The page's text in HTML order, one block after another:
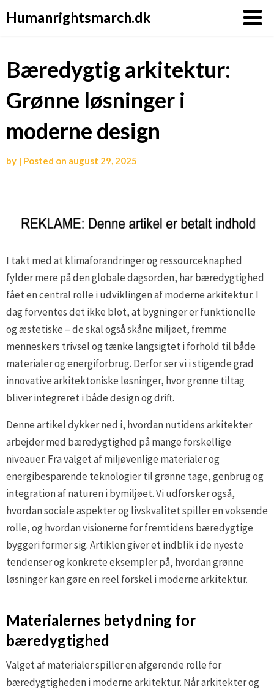
Humanrightsmarch.dk
Bæredygtig arkitektur:
Grønne løsninger i
moderne design
by | Posted on august 29, 2025
I takt med at klimaforandringer og ressourceknaphed
fylder mere på den globale dagsorden, har bæredygtighed
fået en central rolle i udviklingen af moderne arkitektur. I
dag forventes det ikke blot, at bygninger er funktionelle
og æstetiske – de skal også skåne miljøet, fremme
menneskers trivsel og tænke langsigtet i forhold til både
materialer og energiforbrug. Derfor ser vi i stigende grad
innovative arkitektoniske løsninger, hvor grønne tiltag
bliver integreret i både design og drift.
Denne artikel dykker ned i, hvordan nutidens arkitekter
arbejder med bæredygtighed på mange forskellige
niveauer. Fra valget af miljøvenlige materialer og
energibesparende teknologier til grønne tage, genbrug og
integration af naturen i bymiljøet. Vi udforsker også,
hvordan sociale aspekter og livskvalitet spiller en voksende
rolle, og hvordan visionerne for fremtidens bæredygtige
byggeri former sig. Artiklen giver et indblik i de nyeste
tendenser og konkrete eksempler på, hvordan grønne
løsninger kan gøre en reel forskel i moderne arkitektur.
Materialernes betydning for
bæredygtighed
Valget af materialer spiller en afgørende rolle for
bæredygtigheden i moderne arkitektur. Når arkitekter og